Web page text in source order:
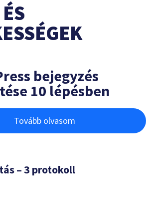
bejegyzés
10 lépésben
Tovább olvasom
– 3 protokoll